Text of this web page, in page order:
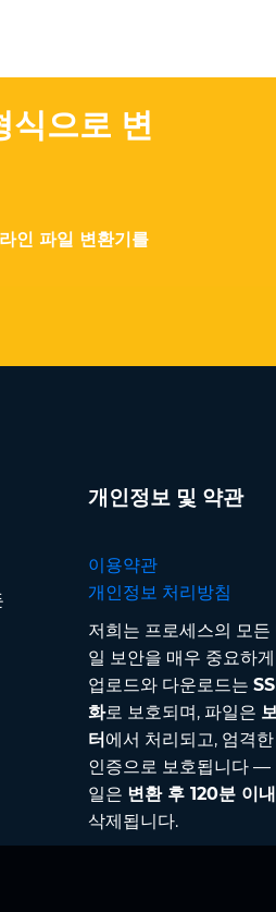
으로 변
인 파일 변환기를
개인정보 및 약관
이용약관
개인정보 처리방침
저희는 프로세스의 모든
일 보안을 매우 중요하
업로드와 다운로드는
화로 보호되며, 파일은
터에서 처리되고, 엄격
인증으로 보호됩니다 —
일은 변환 후 120분 이내
삭제됩니다.